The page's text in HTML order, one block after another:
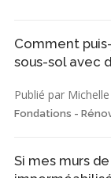
Comment
sous-sol avec
Publié par
Fondations -
Si mes murs